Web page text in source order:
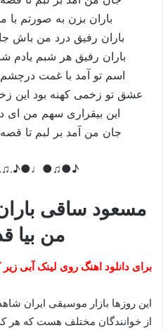
باران بزن به صورتم
باران رفیق درد من باش
باران رفیق هر شبم
اسم تو آمد با غمت
عشق تو زخمی کهنه بود
این بیقراری سهم من
جان من آمد بر لبم تا
مسعود ساقی
من بیا
برای دانلود اهنگ روی لینک آبی زیر
این روزها بازار موسیقی ایران
از خوانندگان مختلف هست که هر